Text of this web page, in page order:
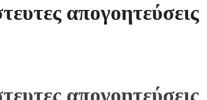
απογοητεύσεις
απογοητεύσεις